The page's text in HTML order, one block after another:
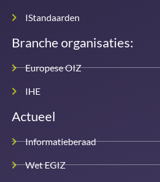
IStandaarden
Branche organisaties:
Europese OIZ
IHE
Actueel
Informatieberaad
Wet EGIZ